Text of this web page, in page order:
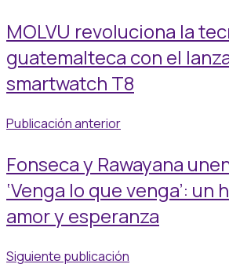
MOLVU revoluciona la
guatemalteca con el
smartwatch T8
Publicación anterior
Fonseca y Rawayana
‘Venga lo que venga’: un
amor y esperanza
Siguiente publicación